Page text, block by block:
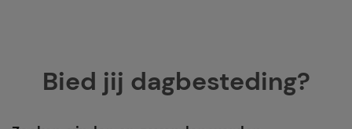
Bied jij dagbesteding?